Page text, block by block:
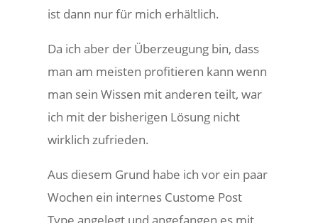
ist dann nur für mich erhältlich.
Da ich aber der Überzeugung bin, dass
man am meisten profitieren kann wenn
man sein Wissen mit anderen teilt, war
ich mit der bisherigen Lösung nicht
wirklich zufrieden.
Aus diesem Grund habe ich vor ein paar
Wochen ein internes Custome Post